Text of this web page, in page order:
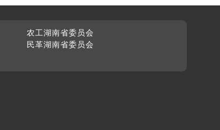
农工湖南省委员会
民革湖南省委员会